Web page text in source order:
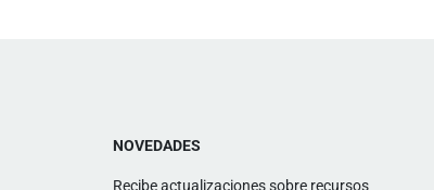
NOVEDADES
Recibe actualizaciones sobre recursos